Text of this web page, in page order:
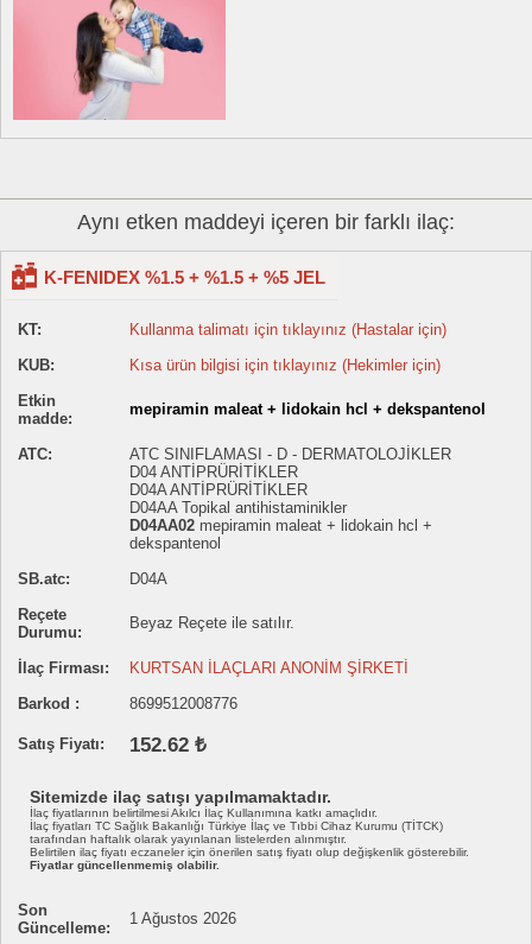
Aynı etken maddeyi içeren bir farklı ilaç:
K-FENIDEX %1.5 + %1.5 + %5 JEL
KT:
Kullanma talimatı için tıklayınız (Hastalar için)
KUB:
Kısa ürün bilgisi için tıklayınız (Hekimler için)
Etkin
madde:
mepiramin maleat + lidokain hcl + dekspantenol
ATC:
ATC SINIFLAMASI - D - DERMATOLOJİKLER
D04 ANTİPRÜRİTİKLER
D04A ANTİPRÜRİTİKLER
D04AA Topikal antihistaminikler
D04AA02 mepiramin maleat + lidokain hcl +
dekspantenol
SB.atc:
D04A
Reçete
Durumu:
Beyaz Reçete ile satılır.
İlaç Firması:
KURTSAN İLAÇLARI ANONİM ŞİRKETİ
Barkod :
8699512008776
Satış Fiyatı: 152.62 ₺
Sitemizde ilaç satışı yapılmamaktadır.
İlaç fiyatlarının belirtilmesi Akılcı İlaç Kullanımına katkı amaçlıdır.
İlaç fiyatları TC Sağlık Bakanlığı Türkiye İlaç ve Tıbbi Cihaz Kurumu (TİTCK)
tarafından haftalık olarak yayınlanan listelerden alınmıştır.
Belirtilen ilaç fiyatı eczaneler için önerilen satış fiyatı olup değişkenlik gösterebilir.
Fiyatlar güncellenmemiş olabilir.
Son
Güncelleme:
1 Ağustos 2026